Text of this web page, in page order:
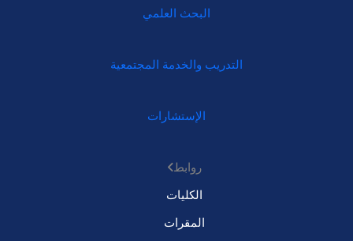
البحث العلمي
التدريب والخدمة المجتمعية
الإستشارات
روابط
الكليات
المقرات